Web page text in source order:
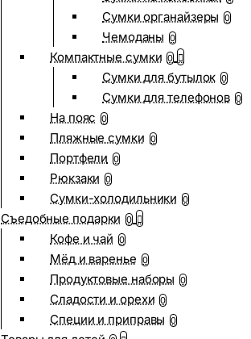
Сумки органайзеры 0
Чемоданы 0
Компактные сумки 0
Сумки для бутылок 0
Сумки для телефонов 0
На пояс 0
Пляжные сумки 0
Портфели 0
Рюкзаки 0
Сумки-холодильники 0
Съедобные подарки 0
Кофе и чай 0
Мёд и варенье 0
Продуктовые наборы 0
Сладости и орехи 0
Специи и приправы 0